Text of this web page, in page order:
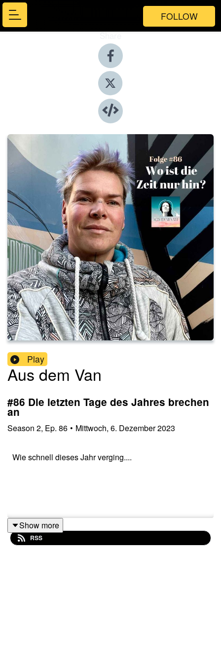
FOLLOW
Share
Play
Aus dem Van
#86 Die letzten Tage des Jahres brechen
an
Season 2, Ep. 86 • Mittwoch, 6. Dezember 2023
Wie schnell dieses Jahr verging....
Show more
RSS